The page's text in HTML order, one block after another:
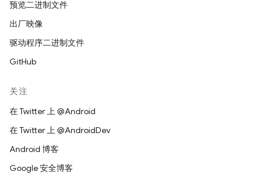
预览二进制文件
出厂映像
驱动程序二进制文件
GitHub
关注
在 Twitter 上 @Android
在 Twitter 上 @AndroidDev
Android 博客
Google 安全博客